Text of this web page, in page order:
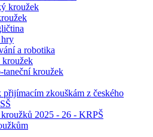
kroužek
a robotika
kroužek
taneční kroužek
přijímacím zkouškám z českého
2025 - 26 - KRPŠ